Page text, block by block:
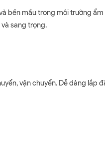
bền mầu trong môi trường
sang trọng.
vận chuyển. Dễ dàng lắp